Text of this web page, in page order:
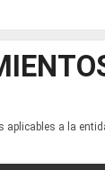
aplicables a la